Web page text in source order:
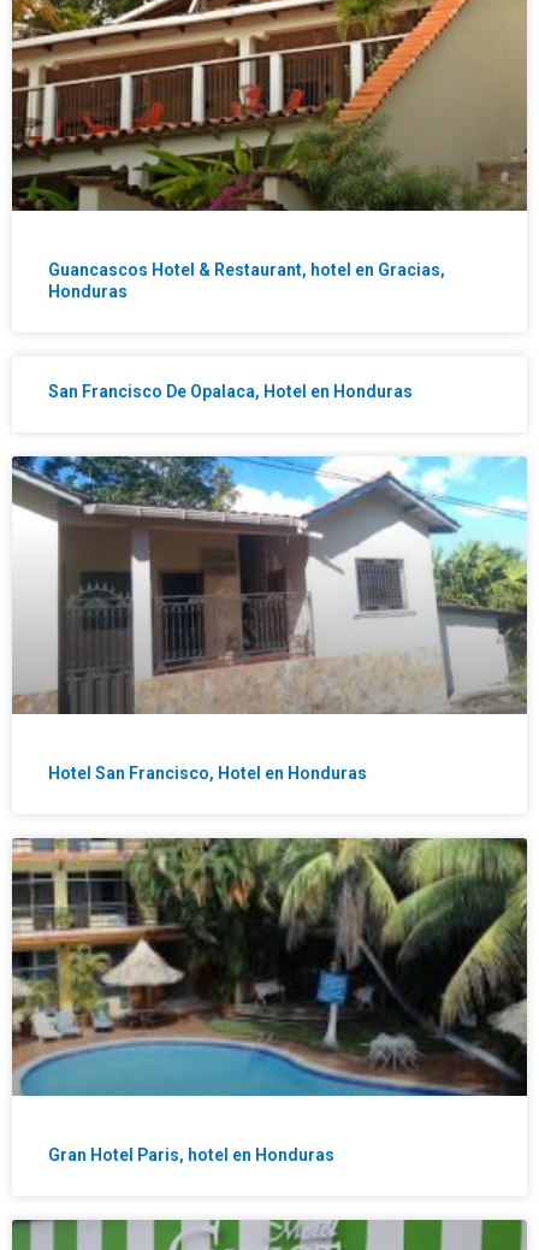
Guancascos Hotel & Restaurant, hotel en Gracias,
Honduras
San Francisco De Opalaca, Hotel en Honduras
Hotel San Francisco, Hotel en Honduras
Gran Hotel Paris, hotel en Honduras